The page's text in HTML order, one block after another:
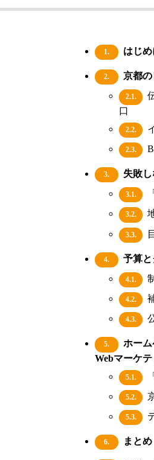
1. はじめ
2. 京都
2.1.
口
2.2.
2.3.
3. 失敗
3.1.
3.2.
3.3.
4. 予算
4.1.
4.2.
4.3.
5.
ホー
Webマーケ
5.1.
5.2.
5.3.
6. まとめ